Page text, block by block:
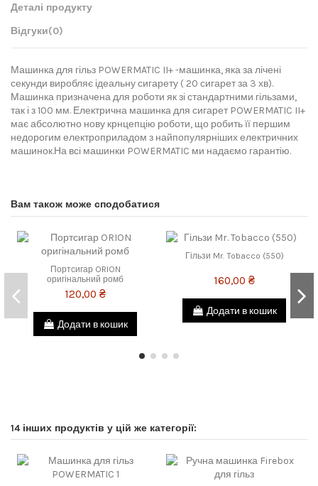
Деталі продукту
Відгуки(0)
Машинка для гільз POWERMATIC II+ -машинка, яка за лічені
секунди виробляє ідеальну сигарету ( 20 сигарет за 3 хв).
Машинка призначена для роботи як зі стандартними гільзами,
так і з 100 мм. Електрична машинка для сигарет POWERMATIC II+
має абсолютно нову крнцепцію роботи, що робить її першим
недорогим електроприладом з найпопулярніших електричних
машинок.На всі машинки POWERMATIC ми надаємо гарантію.
Вам також може сподобатися
Портсигар ORION
оригінальний ромб
120,00 ₴
Додати в кошик
Гільзи Mr. Tobacco (550)
160,00 ₴
Додати в кошик
14 інших продуктів у цій же категорії: